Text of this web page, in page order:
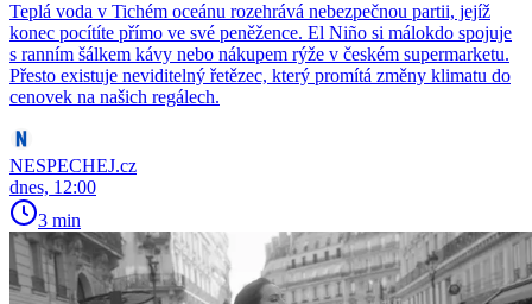
Teplá voda v Tichém oceánu rozehrává nebezpečnou partii, jejíž
konec pocítíte přímo ve své peněžence. El Niño si málokdo spojuje
s ranním šálkem kávy nebo nákupem rýže v českém supermarketu.
Přesto existuje neviditelný řetězec, který promítá změny klimatu do
cenovek na našich regálech.
NESPECHEJ.cz
dnes, 12:00
3 min